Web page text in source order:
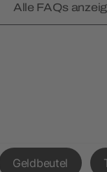
Alle FAQs
Geldbeutel